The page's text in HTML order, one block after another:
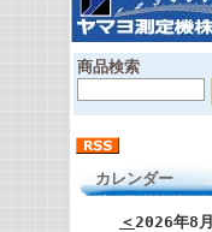
商品検索
カレンダー
＜2026年8月